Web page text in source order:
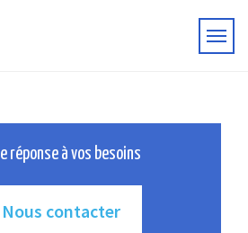
réponse à vos besoins
Nous contacter